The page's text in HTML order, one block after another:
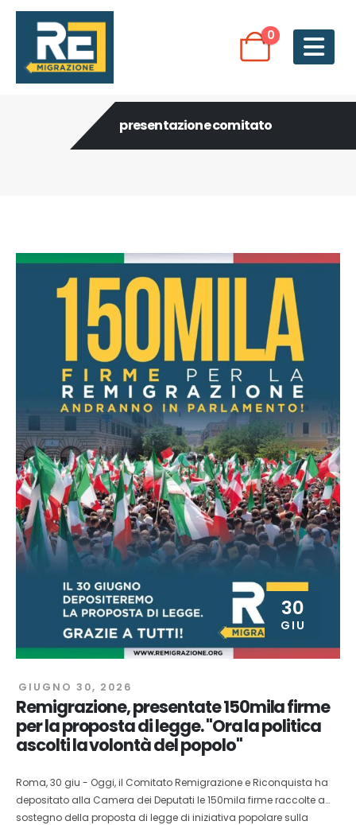
0
presentazione comitato
Post Archive
30
GIU
GIUGNO 30, 2026
Remigrazione, presentate 150mila firme
per la proposta di legge. "Ora la politica
ascolti la volontà del popolo"
Roma, 30 giu - Oggi, il Comitato Remigrazione e Riconquista ha
depositato alla Camera dei Deputati le 150mila firme raccolte a
sostegno della proposta di legge di iniziativa popolare sulla